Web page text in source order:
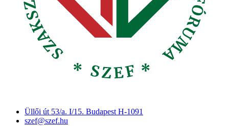
Üllői út 53/a. I/15. Budapest H-1091
szef@szef.hu